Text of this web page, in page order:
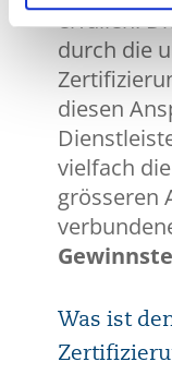
erfüllen.
durch die
diesen
vielfach
grösseren
Was ist